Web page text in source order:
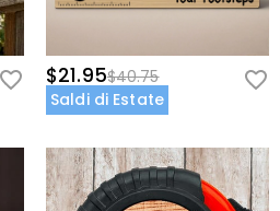
$21.95$40.75
Saldi di Estate